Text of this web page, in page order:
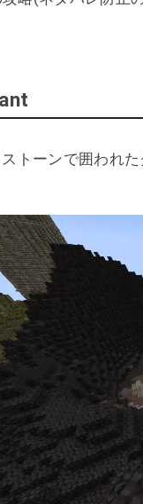
トーンで囲われ